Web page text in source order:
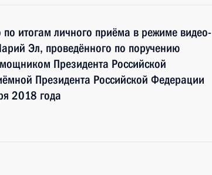
итогам личного приёма в режиме видео-
Эл, проведённого по поручению
Президента Российской
Президента Российской Федерации
2018 года